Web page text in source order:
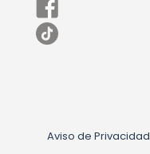
Aviso de Privacidad